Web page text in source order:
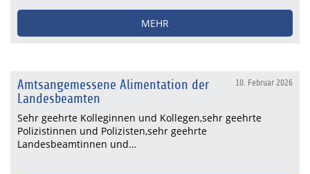
MEHR
10. Februar 2026
Amtsangemessene Alimentation der
Landesbeamten
Sehr geehrte Kolleginnen und Kollegen,sehr geehrte
Polizistinnen und Polizisten,sehr geehrte
Landesbeamtinnen und…